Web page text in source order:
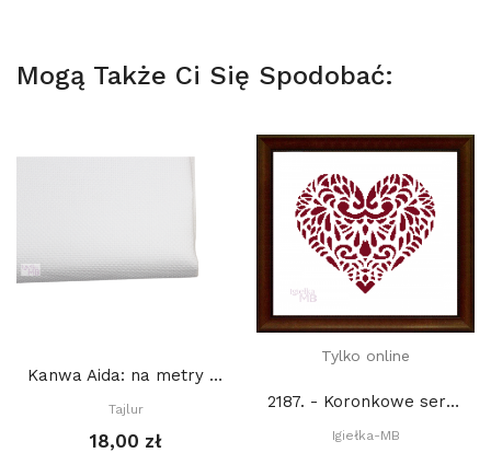
Mogą Także Ci Się Spodobać:
Kanwa Aida: na metry Tajlur: BIAŁA 16ct
Tajlur
18,00 zł
Tylko online
2187. - Koronkowe serce (PDF)
Igiełka-MB